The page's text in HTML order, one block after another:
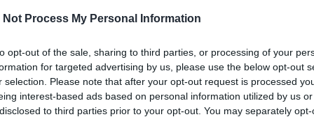
Not Process My Personal Information
opt-out of the sale, sharing to third parties, or processing of your
for targeted advertising by us, please use the below opt-out
selection. Please note that after your opt-out request is processed
interest-based ads based on personal information utilized by us
to third parties prior to your opt-out. You may separately
erejére, azt hiszem, a magyar vízilabda az egyik
amellett erős érv már a számos doktorátus is, de
átlag feletti intelligenciájukról, alázatukról,